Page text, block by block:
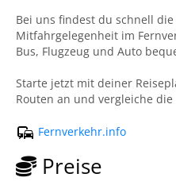
Bei uns findest du schnell
Mitfahrgelegenheit im
Bus, Flugzeug und Auto
Starte jetzt mit deiner
Routen an und vergleiche die
Fernverkehr.info
Preise